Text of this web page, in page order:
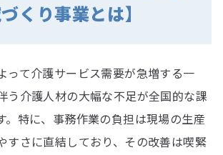
くり事業とは】
って介護サービス需要が急増する一
う介護人材の大幅な不足が全国的な課
。特に、事務作業の負担は現場の生産
すさに直結しており、その改善は喫緊